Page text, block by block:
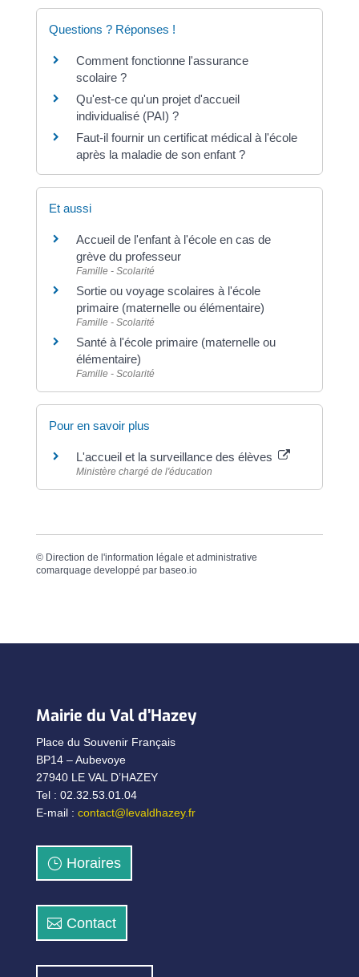
Questions ? Réponses !
Comment fonctionne l'assurance
scolaire ?
Qu'est-ce qu'un projet d'accueil
individualisé (PAI) ?
Faut-il fournir un certificat médical à l'école
après la maladie de son enfant ?
Et aussi
Accueil de l'enfant à l'école en cas de
grève du professeur
Famille - Scolarité
Sortie ou voyage scolaires à l'école
primaire (maternelle ou élémentaire)
Famille - Scolarité
Santé à l'école primaire (maternelle ou
élémentaire)
Famille - Scolarité
Pour en savoir plus
L'accueil et la surveillance des élèves
Ministère chargé de l'éducation
© Direction de l'information légale et administrative
comarquage developpé par baseo.io
Mairie du Val d’Hazey
Place du Souvenir Français
BP14 – Aubevoye
27940 LE VAL D’HAZEY
Tel : 02.32.53.01.04
E-mail : contact@levaldhazey.fr
Horaires
Contact